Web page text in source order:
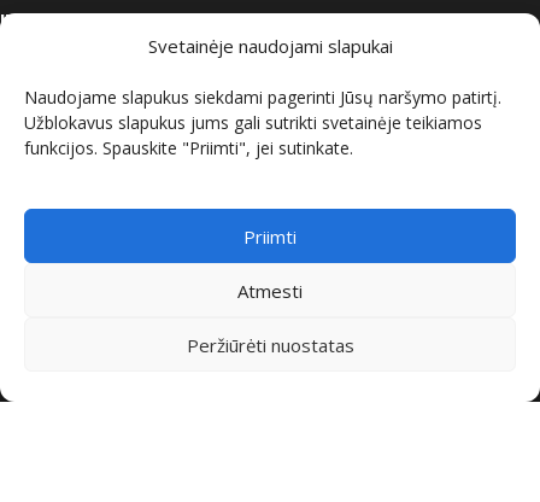
Svetainėje naudojami slapukai
Naudojame slapukus siekdami pagerinti Jūsų naršymo patirtį.
Užblokavus slapukus jums gali sutrikti svetainėje teikiamos
funkcijos. Spauskite "Priimti", jei sutinkate.
Priimti
Atmesti
Peržiūrėti nuostatas
INFORMACIJA
Kontaktai
Naudinga žinoti
Paskyra
ORO KONDICIONIERIAI